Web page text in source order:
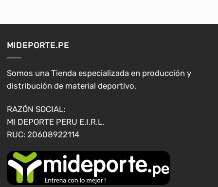
se
pueden
elegir
en
página
de
producto
elegir
en
MIDEPORTE.PE
Somos una Tienda especializada en producción y
distribución de material deportivo.
RAZÓN SOCIAL:
MI DEPORTE PERU E.I.R.L.
RUC: 20608922114